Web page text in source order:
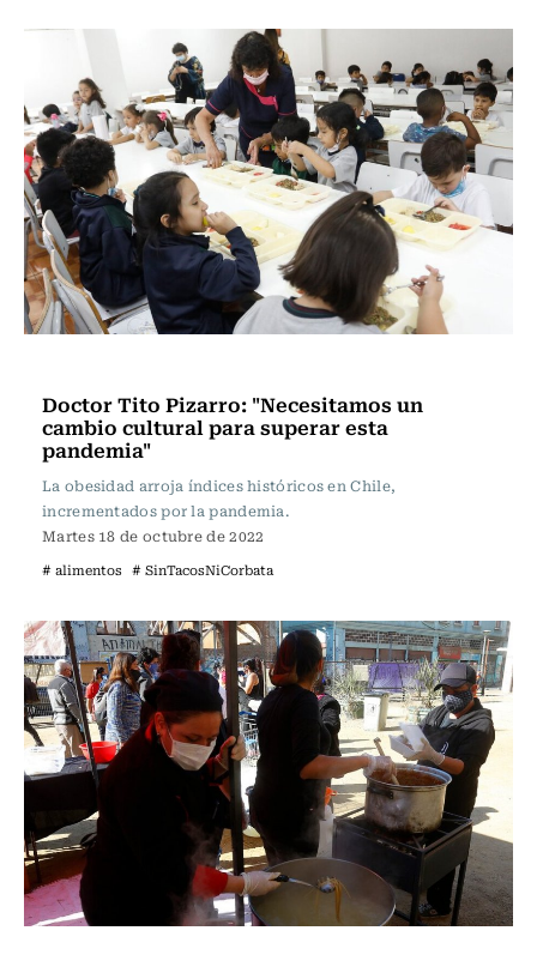
Doctor Tito Pizarro: "Necesitamos un
cambio cultural para superar esta
pandemia"
La obesidad arroja índices históricos en Chile,
incrementados por la pandemia.
Martes 18 de octubre de 2022
# alimentos # SinTacosNiCorbata